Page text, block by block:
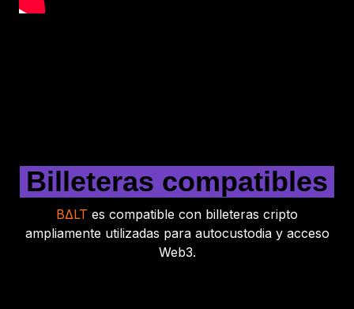
Billeteras compatibles
BΔLT es compatible con billeteras cripto
ampliamente utilizadas para autocustodia y acceso
Web3.